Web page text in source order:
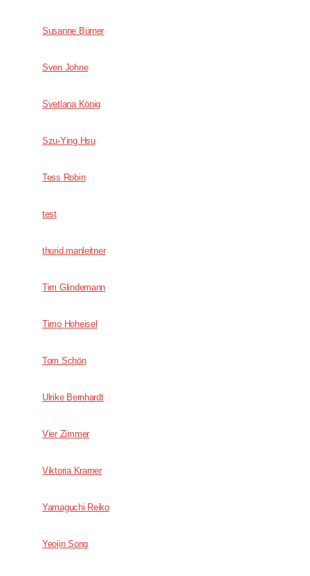
Susanne Bürner
Sven Johne
Svetlana König
Szu-Ying Hsu
Tess Robin
test
thurid manleitner
Tim Glindemann
Timo Hoheisel
Tom Schön
Ulrike Bernhardt
Vier Zimmer
Viktoria Kramer
Yamaguchi Reiko
Yeojin Song